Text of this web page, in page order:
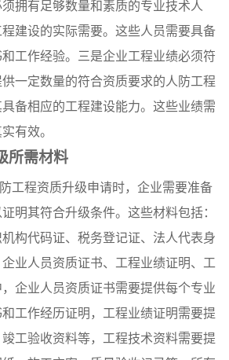
拥有足够数量和素质的专业技术人
建设的实际需要。这些人员需要具备
工作经验。三是企业工程业绩必须符
一定数量的符合资质要求的人防工程
备相应的工程建设能力。这些业绩需
有效。
所需材料
工程资质升级申请时，企业需要准备
明其符合升级条件。这些材料包括：
构代码证、税务登记证、法人代表身
业人员资质证书、工程业绩证明、工
企业人员资质证书需要提供每个专业
工作经历证明，工程业绩证明需要提
工验收资料等，工程技术资料需要提